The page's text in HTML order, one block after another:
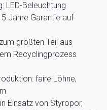
LED-Beleuchtung
Jahre Garantie auf
größten Teil aus
Recyclingprozess
faire Löhne,
Einsatz von Styropor,